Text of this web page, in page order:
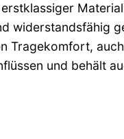
widerstandsfähig
Tragekomfort,
und behält